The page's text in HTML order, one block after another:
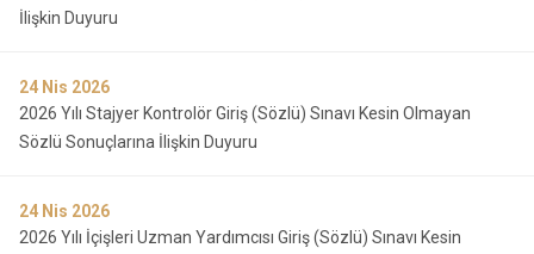
İlişkin Duyuru
24 Nis 2026
2026 Yılı Stajyer Kontrolör Giriş (Sözlü) Sınavı Kesin Olmayan
Sözlü Sonuçlarına İlişkin Duyuru
24 Nis 2026
2026 Yılı İçişleri Uzman Yardımcısı Giriş (Sözlü) Sınavı Kesin